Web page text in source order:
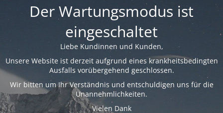
Der Wartungsmodus ist
eingeschaltet
Liebe Kundinnen und Kunden,
Unsere Website ist derzeit aufgrund eines krankheitsbedingten
Ausfalls vorübergehend geschlossen.
Wir bitten um Ihr Verständnis und entschuldigen uns für die
Unannehmlichkeiten.
Vielen Dank